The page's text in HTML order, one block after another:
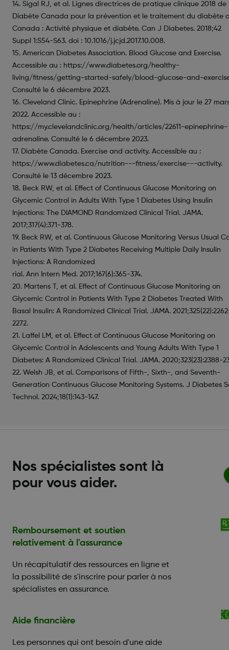
14. Sigal RJ, et al. Lignes directrices de pratique clinique 2018 de
Diabète Canada pour la prévention et le traitement du diabète
Canada : Activité physique et diabète. Can J Diabetes. 2018;42
Suppl 1:S54-S63. doi : 10.1016/j.jcjd.2017.10.008.
15. American Diabetes Association. Blood Glucose and Exercise.
Accessible au : https://www.diabetes.org/healthy-
living/fitness/getting-started-safely/blood-glucose-and-
Consulté le 6 décembre 2023.
16. Cleveland Clinic. Epinephrine (Adrenaline). Mis à jour le 27
2022. Accessible au :
https://my.clevelandclinic.org/health/articles/22611-epinephrine-
adrenaline. Consulté le 6 décembre 2023.
17. Diabète Canada. Exercise and activity. Accessible au :
https://www.diabetes.ca/nutrition---fitness/exercise---activity.
Consulté le 13 décembre 2023.
18. Beck RW, et al. Effect of Continuous Glucose Monitoring on
Glycemic Control in Adults With Type 1 Diabetes Using Insulin
Injections: The DIAMOND Randomized Clinical Trial. JAMA.
2017;317(4):371-378.
19. Beck RW, et al. Continuous Glucose Monitoring Versus Usual
in Patients With Type 2 Diabetes Receiving Multiple Daily Insulin
Injections: A Randomized
rial. Ann Intern Med. 2017;167(6):365-374.
20. Martens T, et al. Effect of Continuous Glucose Monitoring on
Glycemic Control in Patients With Type 2 Diabetes Treated With
Basal Insulin: A Randomized Clinical Trial. JAMA.
2272.
21. Laffel LM, et al. Effect of Continuous Glucose Monitoring on
Glycemic Control in Adolescents and Young Adults With Type 1
Diabetes: A Randomized Clinical Trial. JAMA. 2020;323(23):2388-
22. Welsh JB, et al. Comparisons of Fifth-, Sixth-, and Seventh-
Generation Continuous Glucose Monitoring Systems. J Diabetes
Technol. 2024;18(1):143-147.
Nos spécialistes sont là
pour vous aider.
Remboursement et soutien
relativement à l'assurance
Un récapitulatif des ressources en ligne et
la possibilité de s'inscrire pour parler à nos
spécialistes en assurance.
Aide financière
Les personnes qui ont besoin d'une aide